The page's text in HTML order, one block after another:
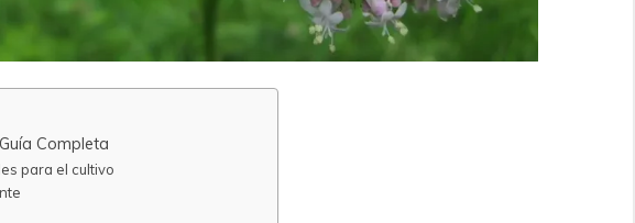
Completa
para el cultivo